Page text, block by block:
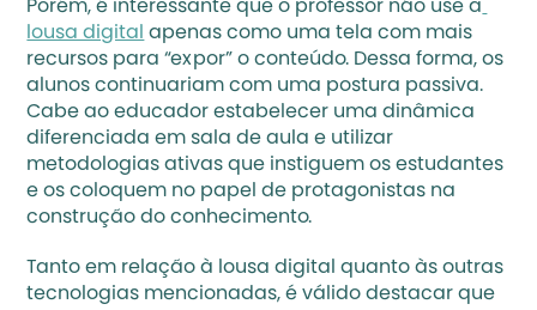
Porém, é interessante que o professor não use a
lousa digital apenas como uma tela com mais
recursos para “expor” o conteúdo. Dessa forma, os
alunos continuariam com uma postura passiva.
Cabe ao educador estabelecer uma dinâmica
diferenciada em sala de aula e utilizar
metodologias ativas que instiguem os estudantes
e os coloquem no papel de protagonistas na
construção do conhecimento.
Tanto em relação à lousa digital quanto às outras
tecnologias mencionadas, é válido destacar que